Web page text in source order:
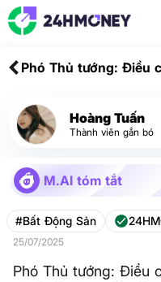
Phó Thủ tướng: Điều
tránh hình thức
Hoàng Tuấn
Thành viên gắn bó
M.AI tóm tắt
#Bất Động Sản
25/07/2025
Phó Thủ tướng: Điều